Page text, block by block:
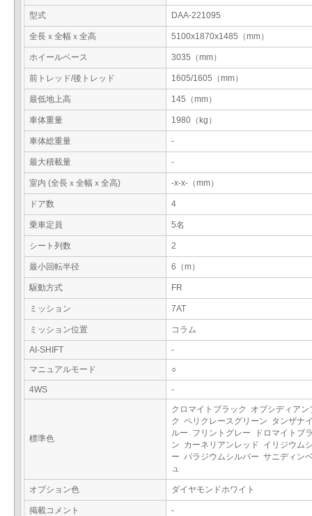
型式 DAA-221095
全長ｘ全幅ｘ全高 5100x1870x1485（mm）
ホイールベース 3035（mm）
前トレッド/後トレッド 1605/1605（mm）
最低地上高 145（mm）
車体重量 1980（kg）
車体総重量 -
最大積載量 -
室内 (全長ｘ全幅ｘ全高) -x-x-（mm）
ドア数 4
乗車定員 5名
シート列数 2
最小回転半径 6（m）
駆動方式 FR
ミッション 7AT
ミッション位置 コラム
AI-SHIFT
-
マニュアルモード
○
4WS -
標準色
クロマイトブラック オブシディアン
ク ペリクレースグリーン タンザナ
ルー フリントグレー ドロマイトブ
ン カーネリアンレッド イリジウム
ー パラジウムシルバー サニディン
ュ
オプション色 ダイヤモンドホワイト
掲載コメント -